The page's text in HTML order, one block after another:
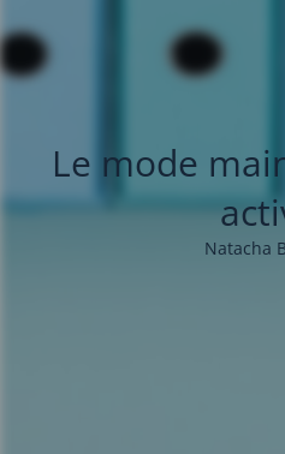
Le mode
Natacha